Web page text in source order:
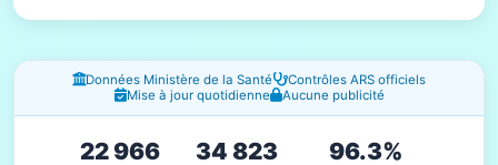
Fenêtres d'information
Données Ministère de la Santé
Contrôles ARS officiels
Mise à jour quotidienne
Aucune publicité
22 966 34 823 96.3%